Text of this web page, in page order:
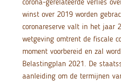
corona-gerelateerde verlies
winst over 2019 worden
coronareserve valt in het jaar
wetgeving omtrent de fiscale
moment voorbereid en zal
Belastingplan 2021. De
aanleiding om de termijnen